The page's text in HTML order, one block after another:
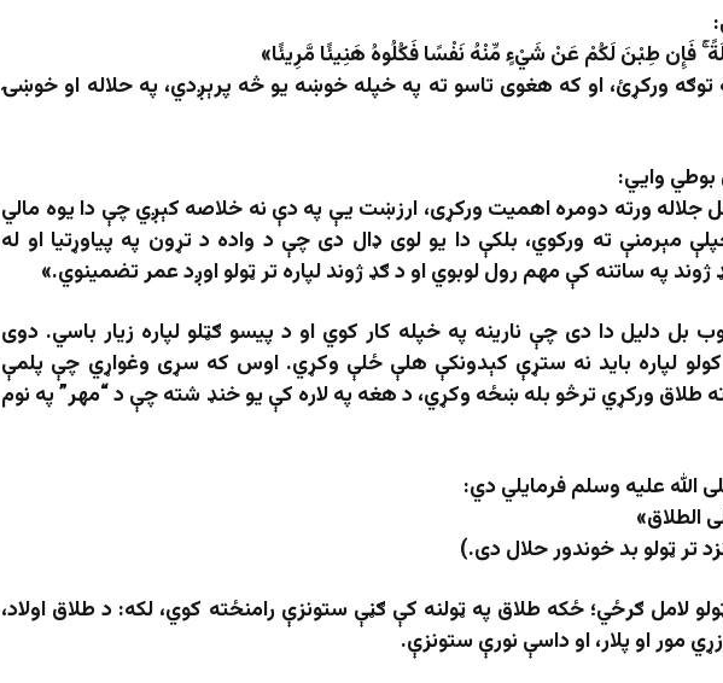
فَإِن طِبْنَ لَكُمْ عَنْ شَيْءٍ مِّنْهُ نَفْسًا فَكُلُوهُ هَنِيئًا مَّرِيئًا»
ورکړئ، او که هغوی تاسو ته په خپله خوښه یو څه پرېږدي، په حلاله او خوښۍ
وایي:
ورته دومره اهمیت ورکړی، ارزښت یې په دې نه خلاصه کېږي چې دا یوه مالي
مېرمنې ته ورکوي، بلکې دا یو لوی ډال دی چې د واده د تړون په پیاوړتیا او له
په ساتنه کې مهم رول لوبوي او د ګډ ژوند لپاره تر ټولو اوږد عمر تضمینوي.»
بل دلیل دا دی چې نارینه په خپله کار کوي او د پیسو ګټلو لپاره زیار باسي. دوی
کولو لپاره باید نه ستړې کېدونکې هلې ځلې وکړي. اوس که سړی وغواړي چې پلمې
ورکړي ترڅو بله ښځه وکړي، د هغه په لاره کې یو خنډ شته چې د “مهر” په نوم
علیه وسلم فرمایلي دي:
الطلاق»
تر ټولو بد خوندور حلال دی.)
لامل ګرځي؛ ځکه طلاق په ټولنه کې ګڼې ستونزې رامنځته کوي، لکه: د طلاق اولاد،
مور او پلار، او داسې نورې ستونزې.